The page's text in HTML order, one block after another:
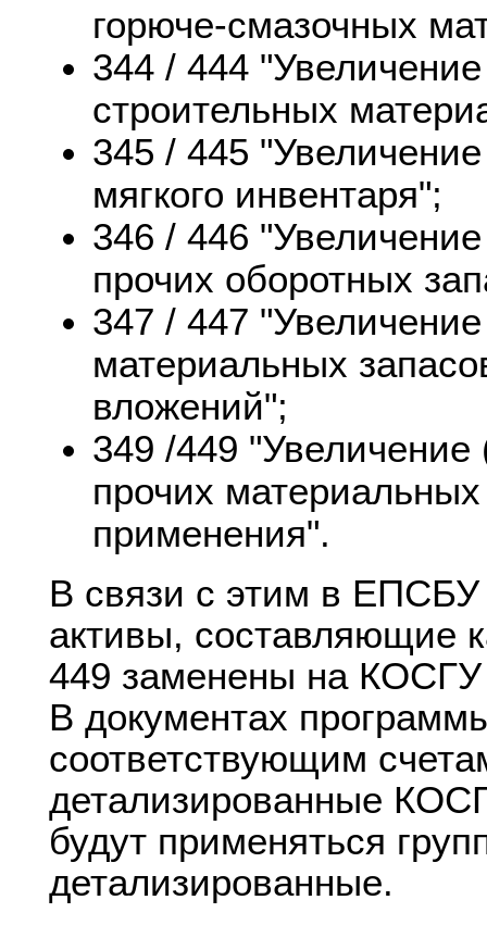
горюче-смазочных
344 / 444
строительных
345 / 445
мягкого инвентаря";
346 / 446
прочих оборотных
347 / 447
материальных
вложений";
349 /449
прочих материальных
применения".
В связи с этим в ЕПСБУ
активы, составляющие
449 заменены на КОСГУ
В документах
соответствующим
детализированные
будут применяться
детализированные.